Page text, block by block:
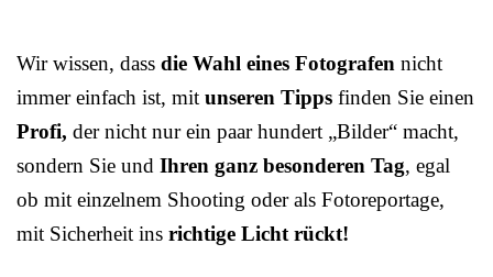
Wir wissen, dass die Wahl eines Fotografen nicht
immer einfach ist, mit unseren Tipps finden Sie einen
Profi, der nicht nur ein paar hundert „Bilder“ macht,
sondern Sie und Ihren ganz besonderen Tag, egal
ob mit einzelnem Shooting oder als Fotoreportage,
mit Sicherheit ins richtige Licht rückt!